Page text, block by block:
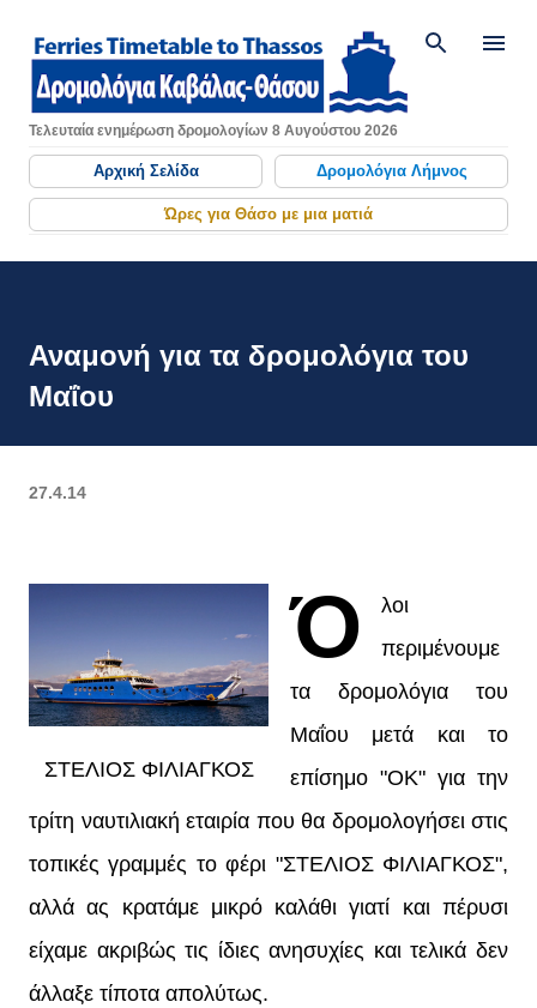
Μετάβαση στο κύριο περιεχόμενο
Τελευταία ενημέρωση δρομολογίων 8 Αυγούστου 2026
Αρχική Σελίδα Δρομολόγια Λήμνος
Ώρες για Θάσο με μια ματιά
Αναμονή για τα δρομολόγια του
Μαΐου
27.4.14
ΣΤΕΛΙΟΣ ΦΙΛΙΑΓΚΟΣ
Ό
λοι
περιμένουμε
τα δρομολόγια του
Μαΐου μετά και το
επίσημο "ΟΚ" για την
τρίτη ναυτιλιακή εταιρία που θα δρομολογήσει στις
τοπικές γραμμές το φέρι "ΣΤΕΛΙΟΣ ΦΙΛΙΑΓΚΟΣ",
αλλά ας κρατάμε μικρό καλάθι γιατί και πέρυσι
είχαμε ακριβώς τις ίδιες ανησυχίες και τελικά δεν
άλλαξε τίποτα απολύτως.